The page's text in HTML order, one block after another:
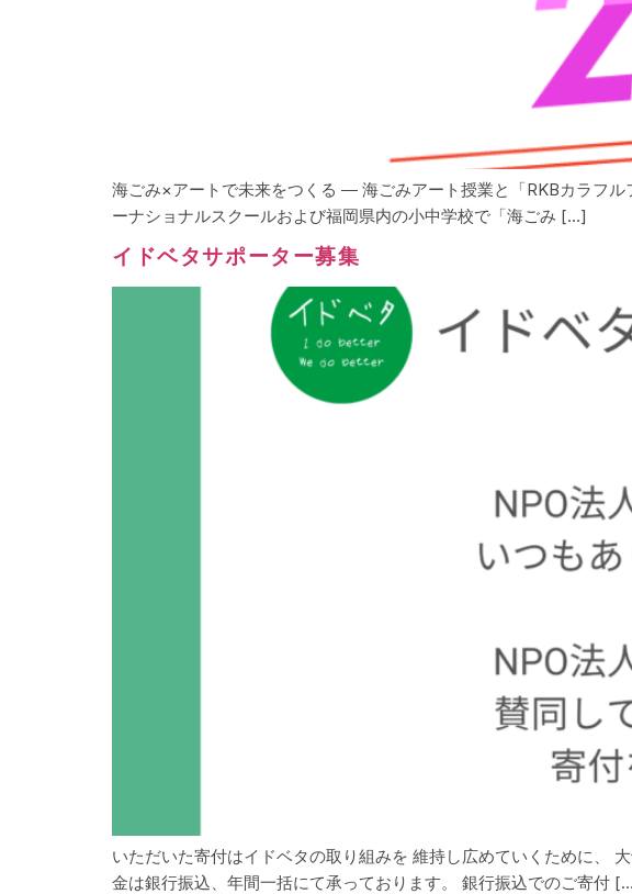
海ごみ×アートで未来をつくる ― 海ごみアート授業と「RKBカラフ
ーナショナルスクールおよび福岡県内の小中学校で「海ごみ […]
イドベタサポーター募集
いただいた寄付はイドベタの取り組みを 維持し広めていくために、
金は銀行振込、年間一括にて承っております。 銀行振込でのご寄付